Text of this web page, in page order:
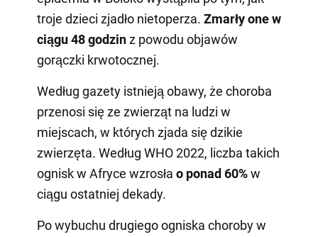
troje dzieci zjadło nietoperza. Zmarły one w
ciągu 48 godzinz powodu objawów
gorączki krwotocznej.
Według gazety istnieją obawy, że choroba
przenosi się ze zwierząt na ludzi w
miejscach, w których zjada się dzikie
zwierzęta. Według WHO 2022, liczba takich
ognisk w Afryce wzrosła o ponad 60%w
ciągu ostatniej dekady.
Po wybuchu drugiego ogniska choroby w